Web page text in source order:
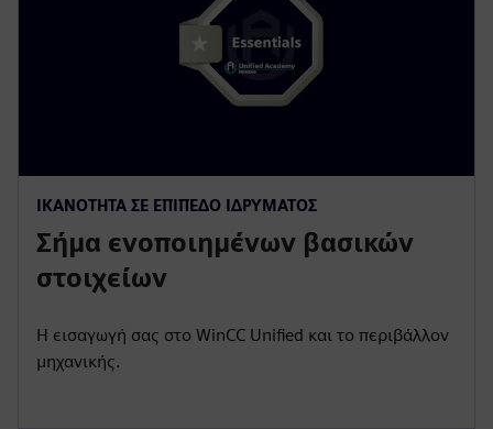
ΙΚΑΝΌΤΗΤΑ ΣΕ ΕΠΊΠΕΔΟ ΙΔΡΎΜΑΤΟΣ
Σήμα ενοποιημένων βασικών
στοιχείων
Η εισαγωγή σας στο WinCC Unified και το περιβάλλον
μηχανικής.